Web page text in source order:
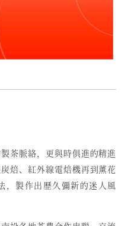
茶脈絡，更與時俱進的精進
焙、紅外線電焙機再到薰花
，製作出歷久彌新的迷人風